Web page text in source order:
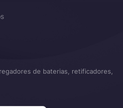
de baterias, retificadores,